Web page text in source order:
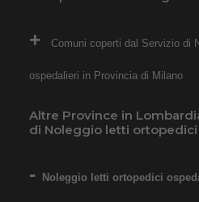
Comuni coperti dal Servizio di
ospedalieri in Provincia di Milano
Altre Province in
di Noleggio letti
Noleggio letti ortopedici